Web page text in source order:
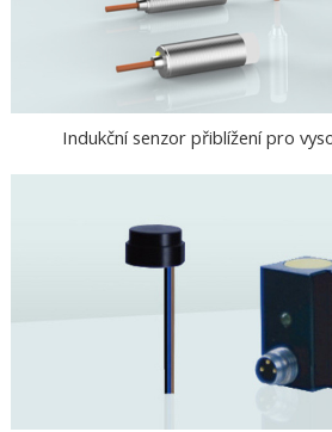
Indukční senzor přiblížení pro